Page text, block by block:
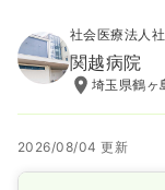
社会医療法人
関越病院
埼玉県鶴ヶ
2026/08/04 更新